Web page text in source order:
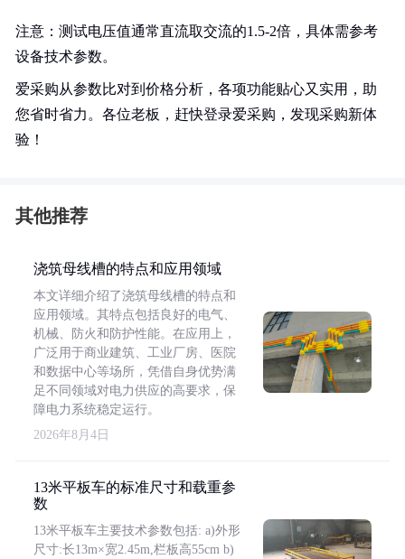
注意：测试电压值通常直流取交流的1.5-2倍，具体需参考
设备技术参数。
爱采购从参数比对到价格分析，各项功能贴心又实用，助
您省时省力。各位老板，赶快登录爱采购，发现采购新体
验！
其他推荐
浇筑母线槽的特点和应用领域
本文详细介绍了浇筑母线槽的特点和
应用领域。其特点包括良好的电气、
机械、防火和防护性能。在应用上，
广泛用于商业建筑、工业厂房、医院
和数据中心等场所，凭借自身优势满
足不同领域对电力供应的高要求，保
障电力系统稳定运行。
2026年8月4日
13米平板车的标准尺寸和载重参
数
13米平板车主要技术参数包括: a)外形
尺寸:长13m×宽2.45m,栏板高55cm b)